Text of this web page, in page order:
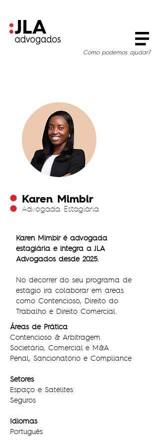
Como podemos ajudar?
Karen Mimbir
Advogada Estagiária
Karen Mimbir é advogada
estagiária e integra a JLA
Advogados desde 2025.
No decorrer do seu programa de
estágio irá colaborar em áreas
como Contencioso, Direito do
Trabalho e Direito Comercial.​
Áreas de Prática
Contencioso & Arbitragem
Societário, Comercial e M&A
Penal, Sancionatório e Compliance
Setores
Espaço e Satélites
Seguros
Idiomas
Português